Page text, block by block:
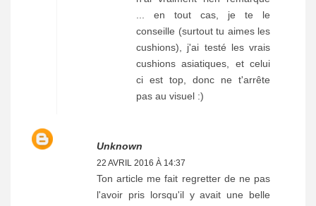
... en tout cas, je te le
conseille (surtout tu aimes les
cushions), j'ai testé les vrais
cushions asiatiques, et celui
ci est top, donc ne t'arrête
pas au visuel :)
Unknown
22 AVRIL 2016 À 14:37
Ton article me fait regretter de ne pas
l'avoir pris lorsqu'il y avait une belle